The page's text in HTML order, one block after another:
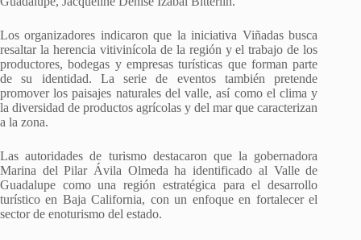
Los organizadores indicaron que la iniciativa Viñadas busca
resaltar la herencia vitivinícola de la región y el trabajo de los
productores, bodegas y empresas turísticas que forman parte
de su identidad. La serie de eventos también pretende
promover los paisajes naturales del valle, así como el clima y
la diversidad de productos agrícolas y del mar que caracterizan
a la zona.
Las autoridades de turismo destacaron que la gobernadora
Marina del Pilar Ávila Olmeda ha identificado al Valle de
Guadalupe como una región estratégica para el desarrollo
turístico en Baja California, con un enfoque en fortalecer el
sector de enoturismo del estado.